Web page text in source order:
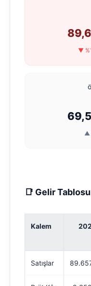
▼
▲
📑 Gelir
Kalem
Satışlar